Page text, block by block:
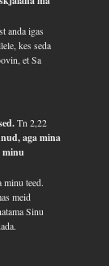
anda igas
kes seda
et Sa
Tn 2,22
aga mina
minu
minu teed.
meid
Sinu